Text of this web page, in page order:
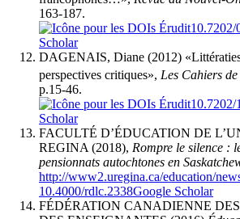
163-187.
10.7202/
Scholar
DAGENAIS, Diane (2012)
perspectives critiques», Les Cahiers
p.15-46.
10.7202/
Scholar
FACULTÉ D’ÉDUCATION DE
REGINA (2018), Rompre le silence :
pensionnats autochtones en
http://www2.uregina.ca/education/
10.4000/rdlc.2338Google Scholar
FÉDÉRATION CANADIENNE